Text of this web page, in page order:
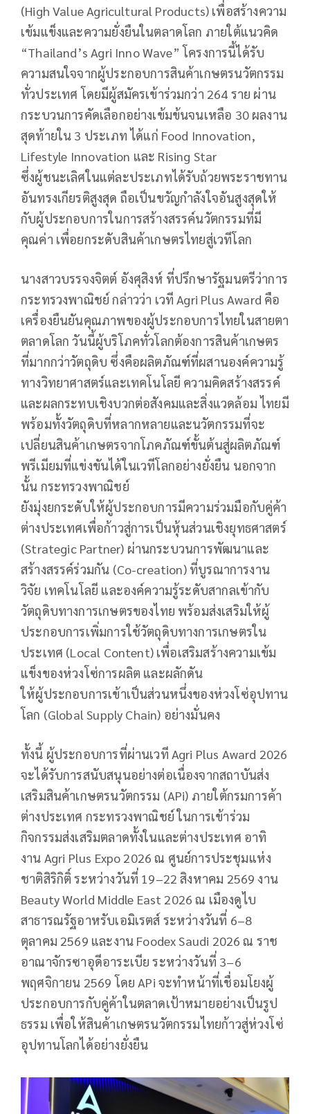
(High Value Agricultural Products) เพื่อสร้างความ
เข้มแข็งและความยั่งยืนในตลาดโลก ภายใต้แนวคิด
“Thailand’s Agri Inno Wave” โครงการนี้ได้รับ
ความสนใจจากผู้ประกอบการสินค้าเกษตรนวัตกรรม
ทั่วประเทศ โดยมีผู้สมัครเข้าร่วมกว่า 264 ราย ผ่าน
กระบวนการคัดเลือกอย่างเข้มข้นจนเหลือ 30 ผลงาน
สุดท้ายใน 3 ประเภท ได้แก่ Food Innovation,
Lifestyle Innovation และ Rising Star
ซึ่งผู้ชนะเลิศในแต่ละประเภทได้รับถ้วยพระราชทาน
อันทรงเกียรติสูงสุด ถือเป็นขวัญกำลังใจอันสูงสุดให้
กับผู้ประกอบการในการสร้างสรรค์นวัตกรรมที่มี
คุณค่า เพื่อยกระดับสินค้าเกษตรไทยสู่เวทีโลก
นางสาวบรรจงจิตต์ อังศุสิงห์ ที่ปรึกษารัฐมนตรีว่าการ
กระทรวงพาณิชย์ กล่าวว่า เวที Agri Plus Award คือ
เครื่องยืนยันคุณภาพของผู้ประกอบการไทยในสายตา
ตลาดโลก วันนี้ผู้บริโภคทั่วโลกต้องการสินค้าเกษตร
ที่มากกว่าวัตถุดิบ ซึ่งคือผลิตภัณฑ์ที่ผสานองค์ความรู้
ทางวิทยาศาสตร์และเทคโนโลยี ความคิดสร้างสรรค์
และผลกระทบเชิงบวกต่อสังคมและสิ่งแวดล้อม ไทยมี
พร้อมทั้งวัตถุดิบที่หลากหลายและนวัตกรรมที่จะ
เปลี่ยนสินค้าเกษตรจากโภคภัณฑ์ขั้นต้นสู่ผลิตภัณฑ์
พรีเมียมที่แข่งขันได้ในเวทีโลกอย่างยั่งยืน นอกจาก
นั้น กระทรวงพาณิชย์
ยังมุ่งยกระดับให้ผู้ประกอบการมีความร่วมมือกับคู่ค้า
ต่างประเทศเพื่อก้าวสู่การเป็นหุ้นส่วนเชิงยุทธศาสตร์
(Strategic Partner) ผ่านกระบวนการพัฒนาและ
สร้างสรรค์ร่วมกัน (Co-creation) ที่บูรณาการงาน
วิจัย เทคโนโลยี และองค์ความรู้ระดับสากลเข้ากับ
วัตถุดิบทางการเกษตรของไทย พร้อมส่งเสริมให้ผู้
ประกอบการเพิ่มการใช้วัตถุดิบทางการเกษตรใน
ประเทศ (Local Content) เพื่อเสริมสร้างความเข้ม
แข็งของห่วงโซ่การผลิต และผลักดัน
ให้ผู้ประกอบการเข้าเป็นส่วนหนึ่งของห่วงโซ่อุปทาน
โลก (Global Supply Chain) อย่างมั่นคง
ทั้งนี้ ผู้ประกอบการที่ผ่านเวที Agri Plus Award 2026
จะได้รับการสนับสนุนอย่างต่อเนื่องจากสถาบันส่ง
เสริมสินค้าเกษตรนวัตกรรม (APi) ภายใต้กรมการค้า
ต่างประเทศ กระทรวงพาณิชย์ ในการเข้าร่วม
กิจกรรมส่งเสริมตลาดทั้งในและต่างประเทศ อาทิ
งาน Agri Plus Expo 2026 ณ ศูนย์การประชุมแห่ง
ชาติสิริกิติ์ ระหว่างวันที่ 19–22 สิงหาคม 2569 งาน
Beauty World Middle East 2026 ณ เมืองดูไบ
สาธารณรัฐอาหรับเอมิเรตส์ ระหว่างวันที่ 6–8
ตุลาคม 2569 และงาน Foodex Saudi 2026 ณ ราช
อาณาจักรซาอุดีอาระเบีย ระหว่างวันที่ 3–6
พฤศจิกายน 2569 โดย APi จะทำหน้าที่เชื่อมโยงผู้
ประกอบการกับคู่ค้าในตลาดเป้าหมายอย่างเป็นรูป
ธรรม เพื่อให้สินค้าเกษตรนวัตกรรมไทยก้าวสู่ห่วงโซ่
อุปทานโลกได้อย่างยั่งยืน